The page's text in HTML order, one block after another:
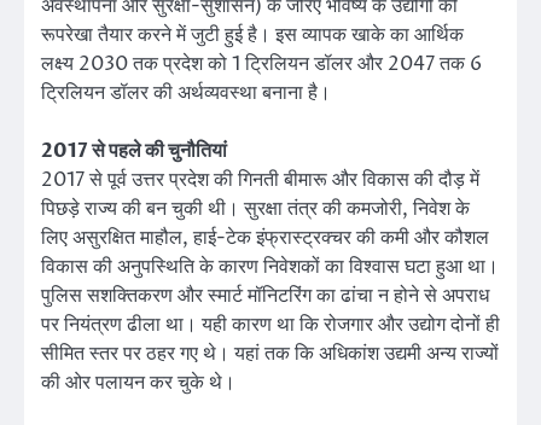
अवस्थापना और सुरक्षा-सुशासन) के जरिए भविष्य के उद्योगों की
रूपरेखा तैयार करने में जुटी हुई है। इस व्यापक खाके का आर्थिक
लक्ष्य 2030 तक प्रदेश को 1 ट्रिलियन डॉलर और 2047 तक 6
ट्रिलियन डॉलर की अर्थव्यवस्था बनाना है।
2017 से पहले की चुनौतियां
2017 से पूर्व उत्तर प्रदेश की गिनती बीमारू और विकास की दौड़ में
पिछड़े राज्य की बन चुकी थी। सुरक्षा तंत्र की कमजोरी, निवेश के
लिए असुरक्षित माहौल, हाई-टेक इंफ्रास्ट्रक्चर की कमी और कौशल
विकास की अनुपस्थिति के कारण निवेशकों का विश्वास घटा हुआ था।
पुलिस सशक्तिकरण और स्मार्ट मॉनिटरिंग का ढांचा न होने से अपराध
पर नियंत्रण ढीला था। यही कारण था कि रोजगार और उद्योग दोनों ही
सीमित स्तर पर ठहर गए थे। यहां तक कि अधिकांश उद्यमी अन्य राज्यों
की ओर पलायन कर चुके थे।